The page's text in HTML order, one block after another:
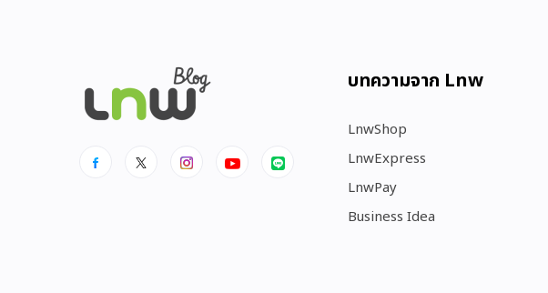
บทความจาก Lnw
LnwShop
LnwExpress
LnwPay
Business Idea